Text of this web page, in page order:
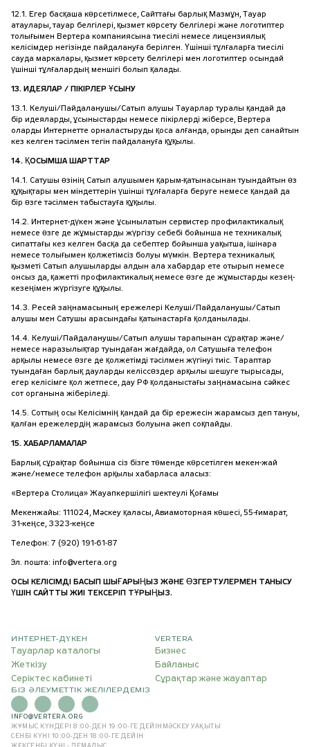
12.1. Егер басқаша көрсетілмесе, Сайттағы барлық Мазмұн, Тауар
атаулары, тауар белгілері, қызмет көрсету белгілері және логотиптер
толығымен Вертера компаниясына тиесілі немесе лицензиялық
келісімдер негізінде пайдалануға берілген. Үшінші тұлғаларға тиесілі
сауда маркалары, қызмет көрсету белгілері мен логотиптер осындай
үшінші тұлғалардың меншігі болып қалады.
13. ИДЕЯЛАР / ПІКІРЛЕР ҰСЫНУ
13.1. Келуші/Пайдаланушы/Сатып алушы Тауарлар туралы қандай да
бір идеяларды, ұсыныстарды немесе пікірлерді жіберсе, Вертера
оларды Интернетте орналастыруды қоса алғанда, орынды деп санайтын
кез келген тәсілмен тегін пайдалануға құқылы.
14. ҚОСЫМША ШАРТТАР
14.1. Сатушы өзінің Сатып алушымен қарым-қатынасынан туындайтын өз
құқықтары мен міндеттерін үшінші тұлғаларға беруге немесе қандай да
бір өзге тәсілмен табыстауға құқылы.
14.2. Интернет-дүкен және ұсынылатын сервистер профилактикалық
немесе өзге де жұмыстарды жүргізу себебі бойынша не техникалық
сипаттағы кез келген басқа да себептер бойынша уақытша, ішінара
немесе толығымен қолжетімсіз болуы мүмкін. Вертера техникалық
қызметі Сатып алушыларды алдын ала хабардар ете отырып немесе
онсыз да, қажетті профилактикалық немесе өзге де жұмыстарды кезең-
кезеңімен жүргізуге құқылы.
14.3. Ресей заңнамасының ережелері Келуші/Пайдаланушы/Сатып
алушы мен Сатушы арасындағы қатынастарға қолданылады.
14.4. Келуші/Пайдаланушы/Сатып алушы тарапынан сұрақтар және/
немесе наразылықтар туындаған жағдайда, ол Сатушыға телефон
арқылы немесе өзге де қолжетімді тәсілмен жүгінуі тиіс. Тараптар
туындаған барлық дауларды келіссөздер арқылы шешуге тырысады,
егер келісімге қол жетпесе, дау РФ қолданыстағы заңнамасына сәйкес
сот органына жіберіледі.
14.5. Соттың осы Келісімнің қандай да бір ережесін жарамсыз деп тануы,
қалған ережелердің жарамсыз болуына әкеп соқпайды.
15. ХАБАРЛАМАЛАР
Барлық сұрақтар бойынша сіз бізге төменде көрсетілген мекен-жай
және/немесе телефон арқылы хабарласа аласыз:
«Вертера Столица» Жауапкершілігі шектеулі Қоғамы
Мекенжайы: 111024, Мәскеу қаласы, Авиамоторная көшесі, 55-ғимарат,
31-кеңсе, 3323-кеңсе
Телефон: 7 (920) 191-61-87
Эл. пошта: info@vertera.org
ОСЫ КЕЛІСІМДІ БАСЫП ШЫҒАРЫҢЫЗ ЖӘНЕ ӨЗГЕРТУЛЕРМЕН ТАНЫСУ
ҮШІН САЙТТЫ ЖИІ ТЕКСЕРІП ТҰРЫҢЫЗ.
ИНТЕРНЕТ-ДҮКЕН
Тауарлар каталогы
Жеткізу
Серіктес кабинеті
VERTERA
Бизнес
Байланыс
Сұрақтар және жауаптар
БІЗ ӘЛЕУМЕТТІК ЖЕЛІЛЕРДЕМІЗ
INFO@VERTERA.ORG
ЖҰМЫС КҮНДЕРІ 8:00-ДЕН 19:00-ГЕ ДЕЙІН МӘСКЕУ УАҚЫТЫ
СЕНБІ КҮНІ 10:00-ДЕН 18:00-ГЕ ДЕЙІН